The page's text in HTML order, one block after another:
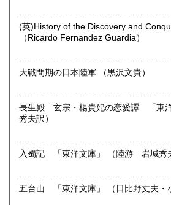
定休日：日曜日
書籍の買取について
-
総記、哲学宗教、歴史、社会科学、自
語国文、外国文学、近代文献、趣味、
ー、古書一般（その他）
(英)History of the Discovery and
（Ricardo Fernandez Guardia）
大戦間期の日本陸軍 （黒沢文貴）
長生殿 玄宗・楊貴妃の恋愛譚 「東洋文庫」 （
秀夫訳）
入蜀記 「東洋文庫」 （陸游 岩
五台山 「東洋文庫」 （日比